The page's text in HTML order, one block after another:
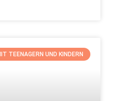
TEENAGERN UND KINDERN